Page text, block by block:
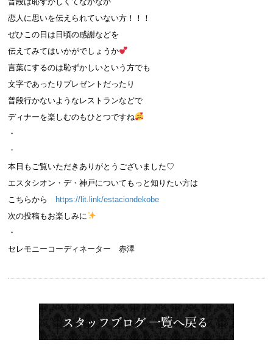
恋人に思いを伝えられていない方！！！
ぜひこの日は日頃の感謝などを
伝えてみてはいかがでしょうか
言葉にするのは恥ずかしいという方でも
文字であったりプレゼントだったり
普段行かないようなレストランなどで
ディナーを楽しむのもひとつですね
・
・
本日もご覧いただきありがとうございました♡
エスタシオン・デ・神戸についてもっと知りたい方は
こちらから
https://lit.link/estaciondekobe
次の投稿もお楽しみに
・
セレモニーコーディネーター 赤澤